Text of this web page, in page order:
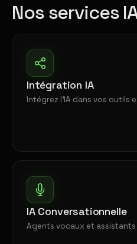
Nos services
Intégration IA
Intégrez l'IA dans vos outils
IA Conversationnelle
Agents vocaux et